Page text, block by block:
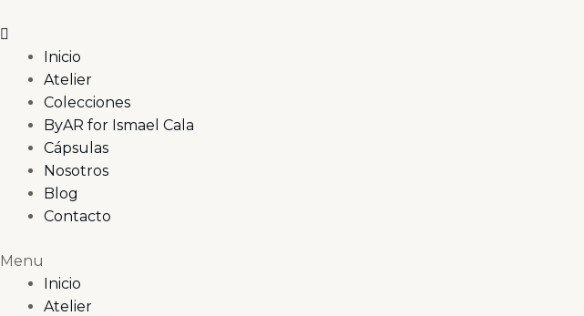
al
contenido
Inicio
Atelier
Colecciones
ByAR for Ismael Cala
Cápsulas
Nosotros
Blog
Contacto
Menu
Inicio
Atelier